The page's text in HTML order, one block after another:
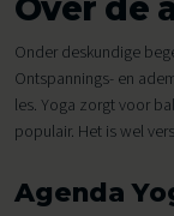
Onder deskundige
Ontspannings- en
les. Yoga zorgt voor
populair. Het is wel
Agenda